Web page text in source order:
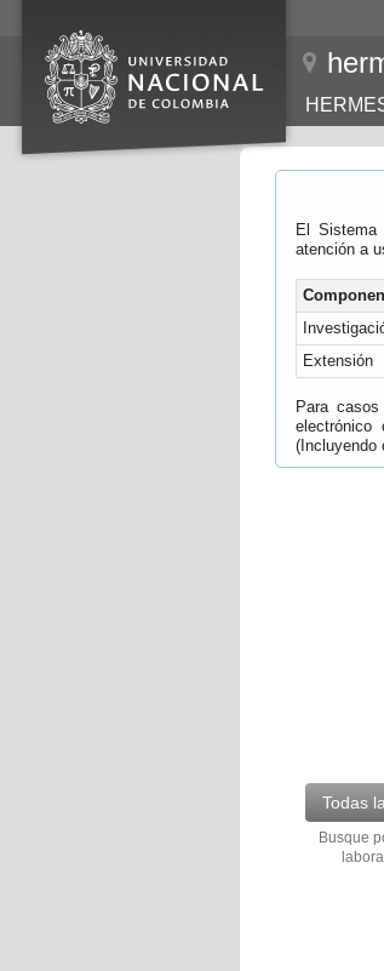
El Sistema
atención a
Extensión
Para
electrónico
(Incluyendo
Todas
Busque